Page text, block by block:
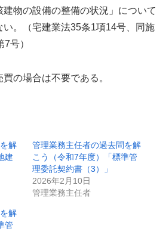
物の設備の整備の状況」について
。（宅建業法35条1項14号、同施
号）
の場合は不要である。
解
建
管理業務主任者の過去問を解
こう（令和7年度）「標準管
理委託契約書（3）」
2026年2月10日
管理業務主任者
解
管